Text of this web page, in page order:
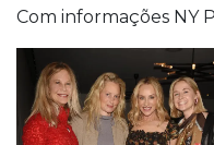
Com informações NY